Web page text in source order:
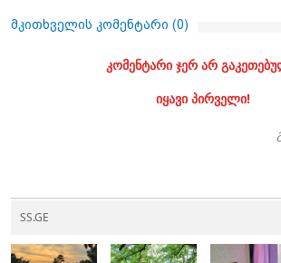
მკითხველის კომენტარი (0)
კომენტარი ჯერ არ
იყავი პირველი!
SS.GE